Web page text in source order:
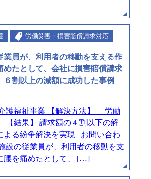
労働災害・損害賠償請求対応
業員が、利用者の移動を支える作
めたとして、会社に損害賠償請求
６割以上の減額に成功した事例
護福祉事業 【解決方法】 労働
【結果】 請求額の４割以下の解
よる紛争解決を実現 お問い合わ
設の従業員が、利用者の移動を支
腰を痛めたとして、 […]